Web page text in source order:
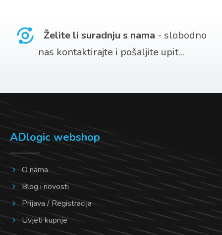
Želite li suradnju s nama - slobodno
nas kontaktirajte i pošaljite upit...
ADlogic webshop
O nama
Blog i novosti
Prijava / Registracija
Uvjeti kupnje